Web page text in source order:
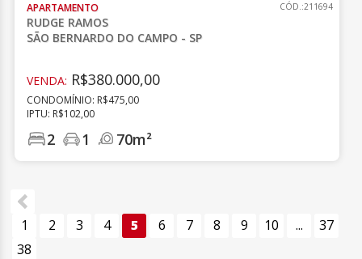
APARTAMENTO
RUDGE RAMOS
SÃO BERNARDO DO CAMPO - SP
CÓD.:211694
VENDA: R$380.000,00
CONDOMÍNIO: R$475,00
IPTU: R$102,00
2 1 70m²
1 2 3 4 5 6 7 8 9 10 ...
37
38